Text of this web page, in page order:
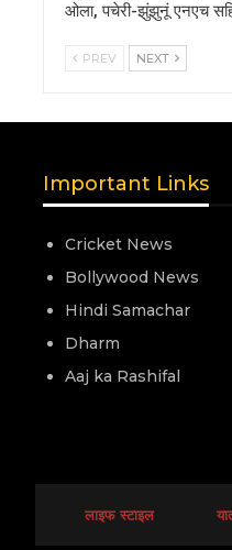
ओला, पचेरी-झुंझुनूं एनएच
PREV NEXT
Important Links
Cricket News
Bollywood News
Hindi Samachar
Dharm
Aaj ka Rashifal
लाइफ स्टाइल